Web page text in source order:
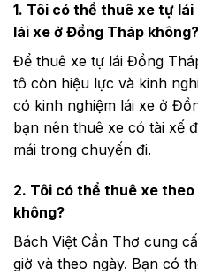
1. Tôi có thể thuê xe tự
lái xe ở Đồng Tháp không?
Để thuê xe tự lái Đồng
tô còn hiệu lực và kinh
có kinh nghiệm lái xe ở
bạn nên thuê xe có tài xế
mái trong chuyến đi.
2. Tôi có thể thuê xe
không?
Bách Việt Cần Thơ cung
giờ và theo ngày. Bạn có